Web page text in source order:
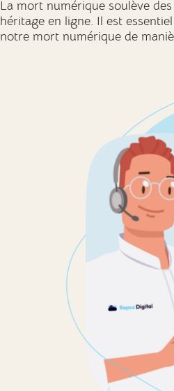
La mort numérique soulève
héritage en ligne. Il est
notre mort numérique de